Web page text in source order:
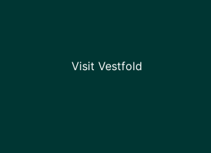
Visit Vestfold